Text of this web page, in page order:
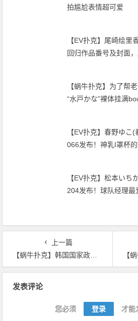
拍尴尬表情超可爱
【EV扑克】尾崎绘里
回归作品番号及封面
【蜗牛扑克】为了帮
“水戸かな”裸体挂满
【EV扑克】春野ゆこ
066发布！神乳I罩杯
【EV扑克】松本いち
204发布！球队经理
上一篇
【蜗牛扑克】韩国国家政策委员会主席：韩国推迟ICO禁令裁决至12月
【蜗牛
发表评论
您必须 登录 才能